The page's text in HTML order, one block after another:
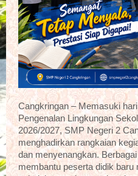
Cangkringan – Memasuki
Pengenalan Lingkungan
2026/2027, SMP Negeri 2
menghadirkan rangkaian
dan menyenangkan.
membantu peserta didik baru